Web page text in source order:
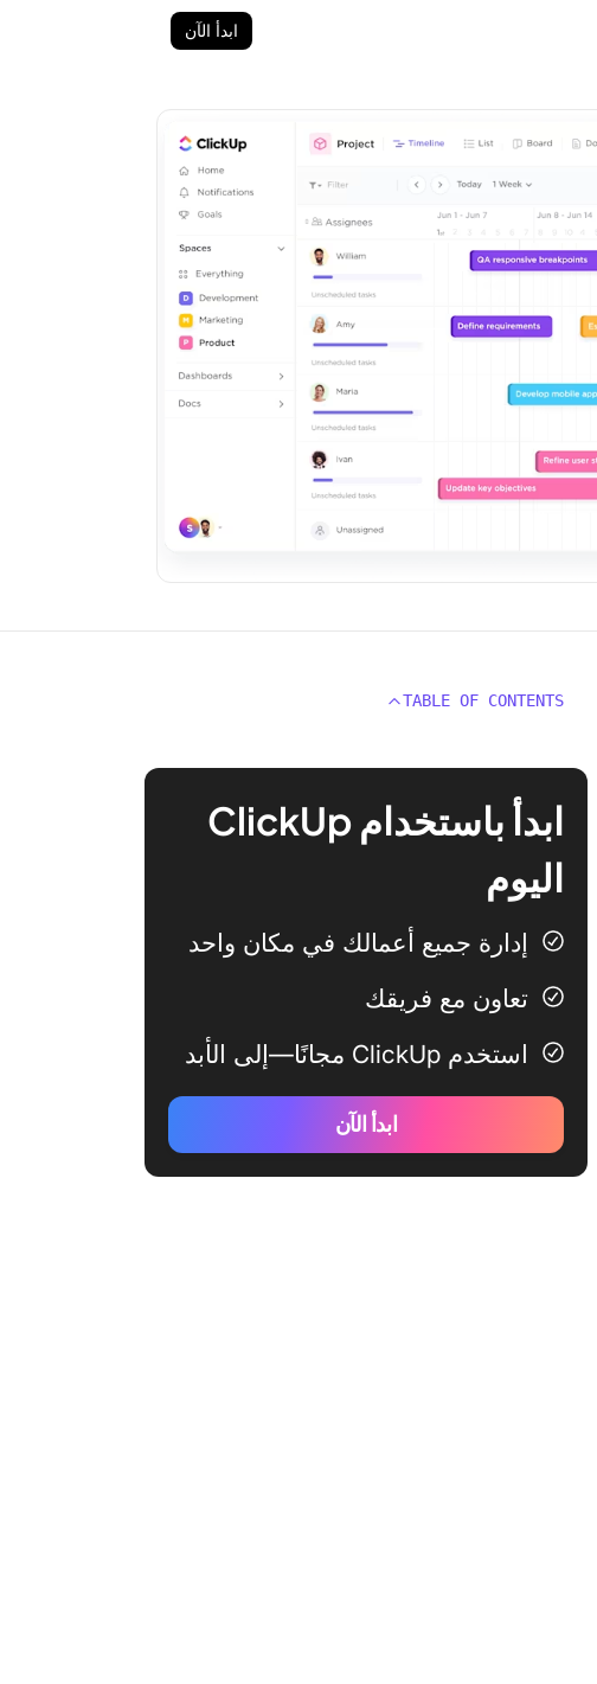
ابدأ الآن
TABLE OF CONTENTS
ابدأ باستخدام ClickUp
اليوم
إدارة جميع أعمالك في مكان واحد
تعاون مع فريقك
استخدم ClickUp مجانًا—إلى الأبد
ابدأ الآن